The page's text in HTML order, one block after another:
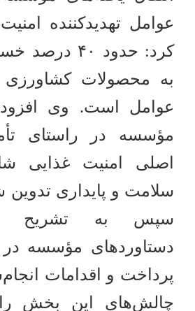
عوامل تهدیدکننده
کرد: حدود
۴۰ درصد
به محصولات کشاورزی
عوامل است. وی
مؤسسه در راستای
اصلی امنیت غذایی
سلامت و پایداری
سپس به تشریح
دستاوردهای مؤسسه در
پرداخت و اقدامات
چالش‌های این بخش